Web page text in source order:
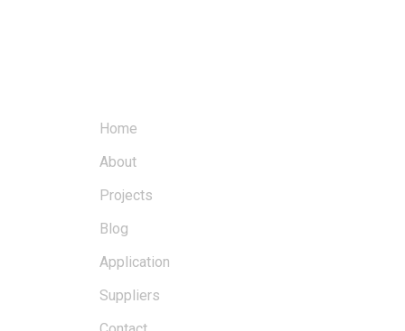
Home
About
Projects
Blog
Application
Suppliers